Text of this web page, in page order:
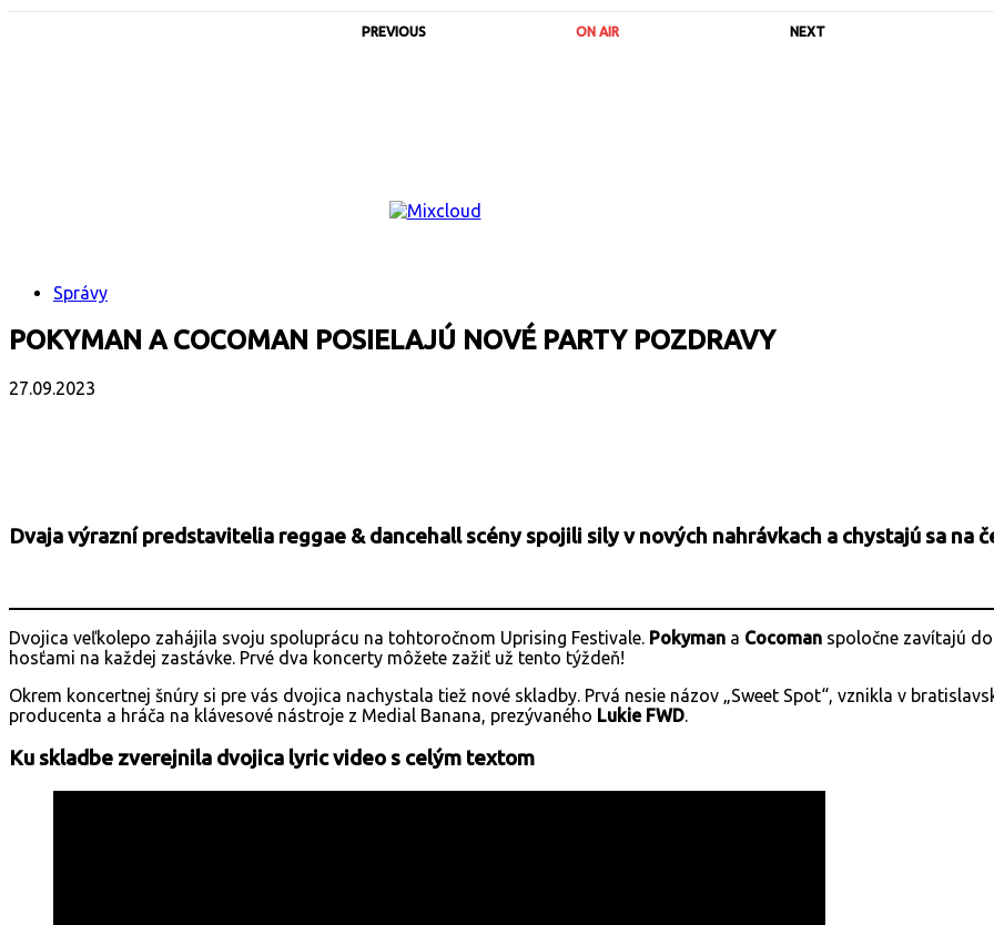
PREVIOUS ON AIR NEXT
Správy
POKYMAN A COCOMAN POSIELAJÚ NOVÉ PARTY POZDRAVY
27.09.2023
Dvaja výrazní predstavitelia reggae & dancehall scény spojili sily v nových nahrávkach a chystajú sa na
Dvojica veľkolepo zahájila svoju spoluprácu na tohtoročnom Uprising Festivale. Pokyman a Cocoman spoločne zavítajú
hosťami na každej zastávke. Prvé dva koncerty môžete zažiť už tento týždeň!
Okrem koncertnej šnúry si pre vás dvojica nachystala tiež nové skladby. Prvá nesie názov „Sweet Spot“, vznikla v
producenta a hráča na klávesové nástroje z Medial Banana, prezývaného Lukie FWD.
Ku skladbe zverejnila dvojica lyric video s celým textom